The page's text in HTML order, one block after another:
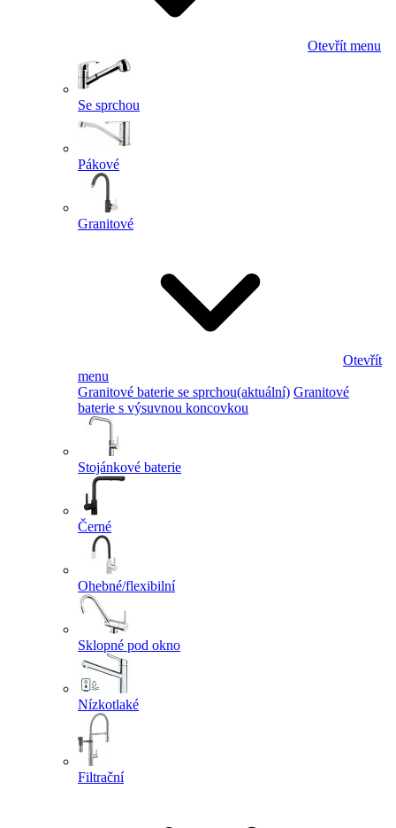
Otevřít menu
Se sprchou
Pákové
Granitové
Otevřít
menu
Granitové baterie se sprchou(aktuální) Granitové
baterie s výsuvnou koncovkou
Stojánkové baterie
Černé
Ohebné/flexibilní
Sklopné pod okno
Nízkotlaké
Filtrační